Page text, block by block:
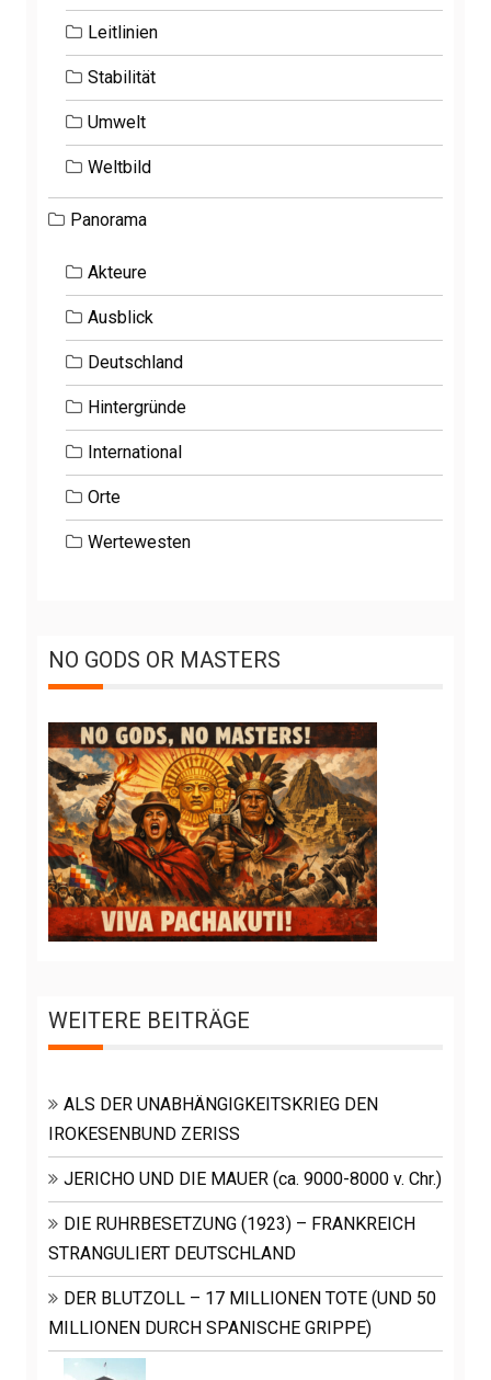
Leitlinien
Stabilität
Umwelt
Weltbild
Panorama
Akteure
Ausblick
Deutschland
Hintergründe
International
Orte
Wertewesten
NO GODS OR MASTERS
WEITERE BEITRÄGE
ALS DER UNABHÄNGIGKEITSKRIEG DEN
IROKESENBUND ZERISS
JERICHO UND DIE MAUER (ca. 9000-8000 v. Chr.)
DIE RUHRBESETZUNG (1923) – FRANKREICH
STRANGULIERT DEUTSCHLAND
DER BLUTZOLL – 17 MILLIONEN TOTE (UND 50
MILLIONEN DURCH SPANISCHE GRIPPE)